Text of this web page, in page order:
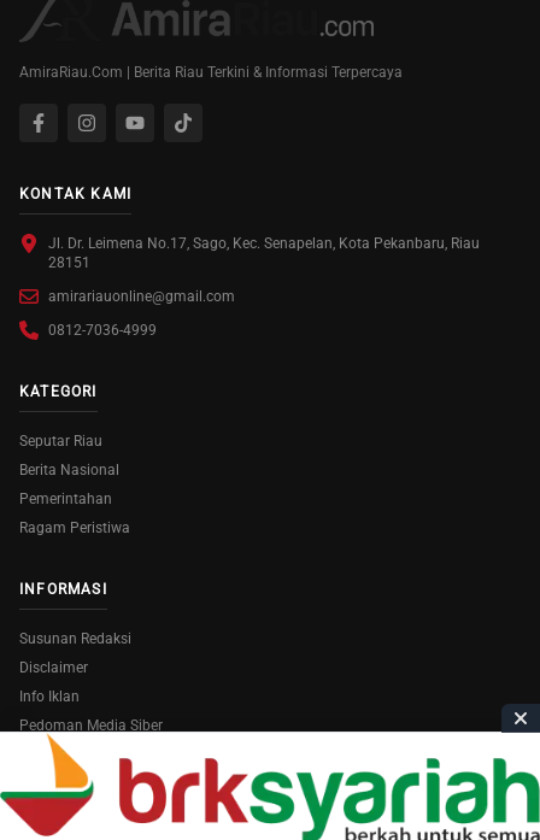
AmiraRiau.Com | Berita Riau Terkini & Informasi Terpercaya
KONTAK KAMI
Jl. Dr. Leimena No.17, Sago, Kec. Senapelan, Kota Pekanbaru, Riau
28151
amirariauonline@gmail.com
0812-7036-4999
KATEGORI
Seputar Riau
Berita Nasional
Pemerintahan
Ragam Peristiwa
INFORMASI
Susunan Redaksi
Disclaimer
Info Iklan
Pedoman Media Siber
Copyright © 2026 AmiraRiau.com . All Rights Reserved.